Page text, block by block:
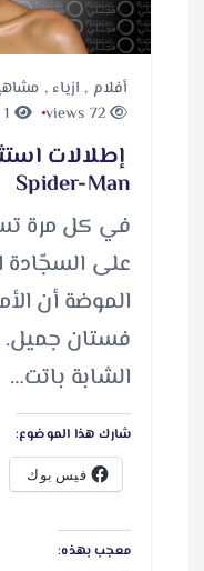
أفلام , ازياء,
72 views
إطلالات
Spider-Man
في كل مرة
على السجّادة
الموضة أن
فستان جميل.
الشابة باتت…
شارك هذا الموضوع:
فيس بوك
معجب بهذه: